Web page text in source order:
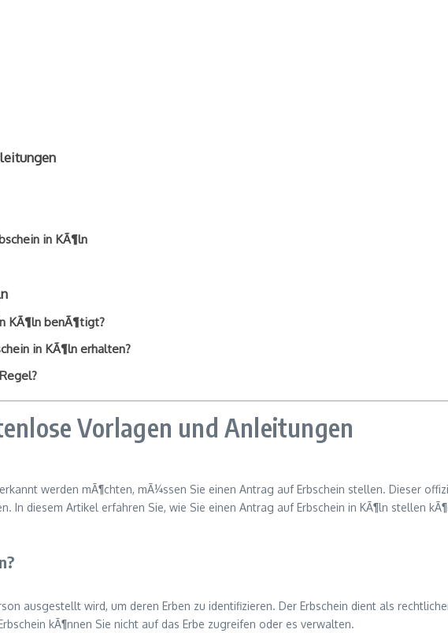
in KÃ¶ln
KÃ¶ln benÃ¶tigt?
in KÃ¶ln erhalten?
Vorlagen und Anleitungen
werden mÃ¶chten, mÃ¼ssen Sie einen Antrag auf Erbschein stellen. Dieser
In diesem Artikel erfahren Sie, wie Sie einen Antrag auf Erbschein in KÃ¶ln stellen
ausgestellt wird, um deren Erben zu identifizieren. Der Erbschein dient als
kÃ¶nnen Sie nicht auf das Erbe zugreifen oder es verwalten.